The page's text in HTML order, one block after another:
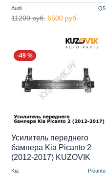
Audi Q5
11200 руб. 6500 руб.
-49 %
Kia Picanto
Усилитель переднего
бампера Kia Picanto 2
(2012-2017) KUZOVIK